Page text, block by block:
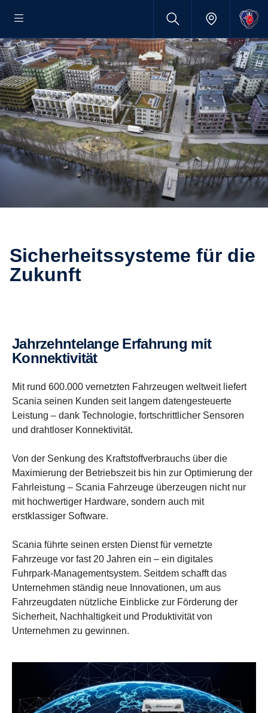
Sicher­heits­sys­teme für die
Zukunft
Jahrzehn­te­lange Erfah­rung mit
Konnek­ti­vität
Mit rund 600.000 vernetzten Fahrzeugen weltweit liefert
Scania seinen Kunden seit langem datengesteuerte
Leistung – dank Technologie, fortschrittlicher Sensoren
und drahtloser Konnektivität.
Von der Senkung des Kraftstoffverbrauchs über die
Maximierung der Betriebszeit bis hin zur Optimierung der
Fahrleistung – Scania Fahrzeuge überzeugen nicht nur
mit hochwertiger Hardware, sondern auch mit
erstklassiger Software.
Scania führte seinen ersten Dienst für vernetzte
Fahrzeuge vor fast 20 Jahren ein – ein digitales
Fuhrpark-Managementsystem. Seitdem schafft das
Unternehmen ständig neue Innovationen, um aus
Fahrzeugdaten nützliche Einblicke zur Förderung der
Sicherheit, Nachhaltigkeit und Produktivität von
Unternehmen zu gewinnen.